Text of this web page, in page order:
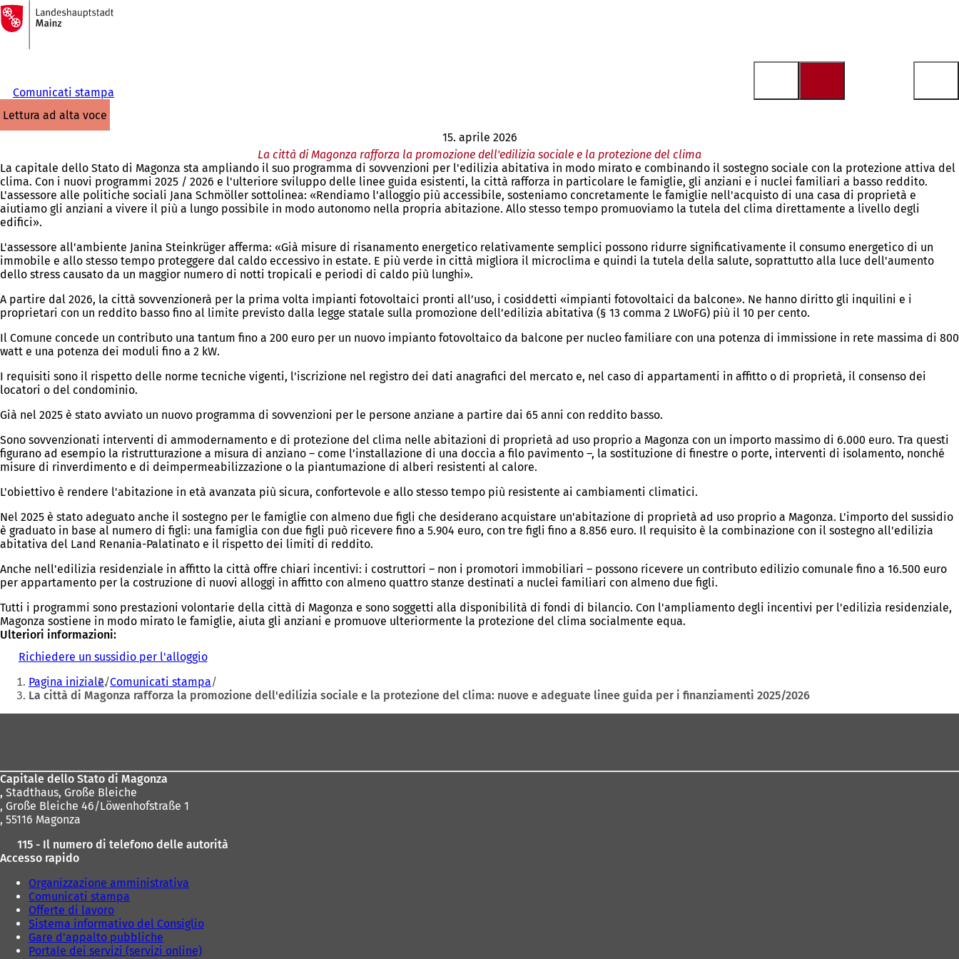
Vai al contenuto
Alla
pagina
iniziale
Comunicati stampa
lettura ad alta voce
15. aprile 2026
La città di Magonza rafforza la promozione dell'edilizia sociale e la protezione del clima
La capitale dello Stato di Magonza sta ampliando il suo programma di sovvenzioni per l'edilizia abitativa in modo mirato e combinando il sostegno sociale con la protezione attiva del
clima. Con i nuovi programmi 2025 / 2026 e l'ulteriore sviluppo delle linee guida esistenti, la città rafforza in particolare le famiglie, gli anziani e i nuclei familiari a basso reddito.
L'assessore alle politiche sociali Jana Schmöller sottolinea: «Rendiamo l'alloggio più accessibile, sosteniamo concretamente le famiglie nell'acquisto di una casa di proprietà e
aiutiamo gli anziani a vivere il più a lungo possibile in modo autonomo nella propria abitazione. Allo stesso tempo promuoviamo la tutela del clima direttamente a livello degli
edifici».
L'assessore all'ambiente Janina Steinkrüger afferma: «Già misure di risanamento energetico relativamente semplici possono ridurre significativamente il consumo energetico di un
immobile e allo stesso tempo proteggere dal caldo eccessivo in estate. E più verde in città migliora il microclima e quindi la tutela della salute, soprattutto alla luce dell'aumento
dello stress causato da un maggior numero di notti tropicali e periodi di caldo più lunghi».
A partire dal 2026, la città sovvenzionerà per la prima volta impianti fotovoltaici pronti all’uso, i cosiddetti «impianti fotovoltaici da balcone». Ne hanno diritto gli inquilini e i
proprietari con un reddito basso fino al limite previsto dalla legge statale sulla promozione dell’edilizia abitativa (§ 13 comma 2 LWoFG) più il 10 per cento.
Il Comune concede un contributo una tantum fino a 200 euro per un nuovo impianto fotovoltaico da balcone per nucleo familiare con una potenza di immissione in rete massima di 800
watt e una potenza dei moduli fino a 2 kW.
I requisiti sono il rispetto delle norme tecniche vigenti, l'iscrizione nel registro dei dati anagrafici del mercato e, nel caso di appartamenti in affitto o di proprietà, il consenso dei
locatori o del condominio.
Già nel 2025 è stato avviato un nuovo programma di sovvenzioni per le persone anziane a partire dai 65 anni con reddito basso.
Sono sovvenzionati interventi di ammodernamento e di protezione del clima nelle abitazioni di proprietà ad uso proprio a Magonza con un importo massimo di 6.000 euro. Tra questi
figurano ad esempio la ristrutturazione a misura di anziano – come l’installazione di una doccia a filo pavimento –, la sostituzione di finestre o porte, interventi di isolamento, nonché
misure di rinverdimento e di deimpermeabilizzazione o la piantumazione di alberi resistenti al calore.
L'obiettivo è rendere l'abitazione in età avanzata più sicura, confortevole e allo stesso tempo più resistente ai cambiamenti climatici.
Nel 2025 è stato adeguato anche il sostegno per le famiglie con almeno due figli che desiderano acquistare un'abitazione di proprietà ad uso proprio a Magonza. L'importo del sussidio
è graduato in base al numero di figli: una famiglia con due figli può ricevere fino a 5.904 euro, con tre figli fino a 8.856 euro. Il requisito è la combinazione con il sostegno all'edilizia
abitativa del Land Renania-Palatinato e il rispetto dei limiti di reddito.
Anche nell'edilizia residenziale in affitto la città offre chiari incentivi: i costruttori – non i promotori immobiliari – possono ricevere un contributo edilizio comunale fino a 16.500 euro
per appartamento per la costruzione di nuovi alloggi in affitto con almeno quattro stanze destinati a nuclei familiari con almeno due figli.
Tutti i programmi sono prestazioni volontarie della città di Magonza e sono soggetti alla disponibilità di fondi di bilancio. Con l'ampliamento degli incentivi per l'edilizia residenziale,
Magonza sostiene in modo mirato le famiglie, aiuta gli anziani e promuove ulteriormente la protezione del clima socialmente equa.
Ulteriori informazioni:
Richiedere un sussidio per l'alloggio(
i
a
p
o
Siete
qui:
Pagina iniziale Comunicati stampa
La città di Magonza rafforza la promozione dell'edilizia sociale e la protezione del clima: nuove e adeguate linee guida per i finanziamenti 2025/2026
Capitale dello Stato di Magonza
, Stadthaus, Große Bleiche
, Große Bleiche 46/Löwenhofstraße 1
, 55116 Magonza
115 - Il numero di telefono delle autorità
Accesso rapido
Organizzazione amministrativa
Comunicati stampa
Offerte di lavoro
Sistema informativo del Consiglio
Gare d'appalto pubbliche
Portale dei servizi (servizi online)